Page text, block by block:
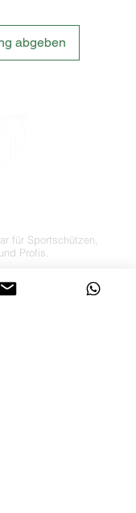
abgeben
für Sportschützen,
Profis.